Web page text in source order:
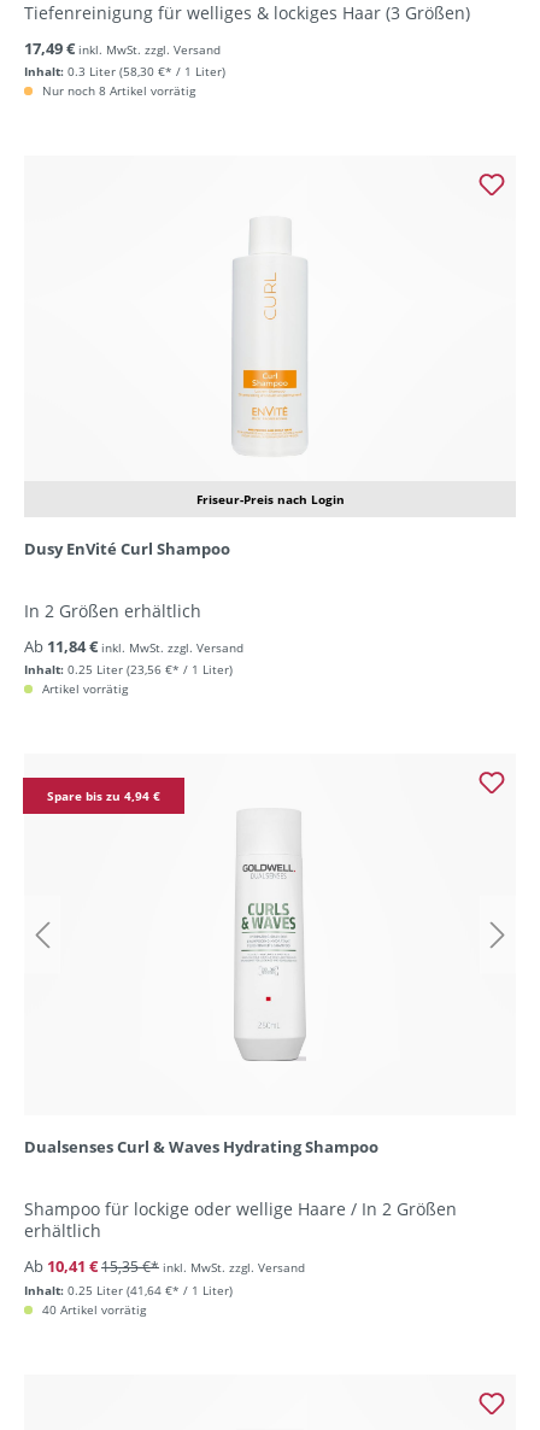
Tiefenreinigung für welliges & lockiges Haar (3 Größen)
Inhalt: 0.3 Liter (58,30 €* / 1 Liter)
17,49 € inkl. MwSt. zzgl. Versand
Nur noch 8 Artikel vorrätig
Friseur-Preis nach Login
Dusy EnVité Curl Shampoo
In 2 Größen erhältlich
Inhalt: 0.25 Liter (23,56 €* / 1 Liter)
Ab 11,84 € inkl. MwSt. zzgl. Versand
Artikel vorrätig
Spare bis zu 4,94 €
Dualsenses Curl & Waves Hydrating Shampoo
Shampoo für lockige oder wellige Haare / In 2 Größen
erhältlich
Inhalt: 0.25 Liter (41,64 €* / 1 Liter)
Ab 10,41 €15,35 €* inkl. MwSt. zzgl. Versand
40 Artikel vorrätig